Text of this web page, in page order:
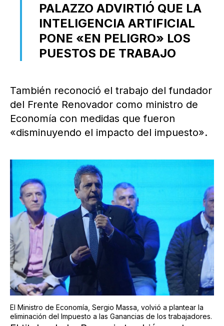
PALAZZO ADVIRTIÓ QUE LA
INTELIGENCIA ARTIFICIAL
PONE «EN PELIGRO» LOS
PUESTOS DE TRABAJO
También reconoció el trabajo del fundador
del Frente Renovador como ministro de
Economía con medidas que fueron
«disminuyendo el impacto del impuesto».
El Ministro de Economía, Sergio Massa, volvió a plantear la
eliminación del Impuesto a las Ganancias de los trabajadores.